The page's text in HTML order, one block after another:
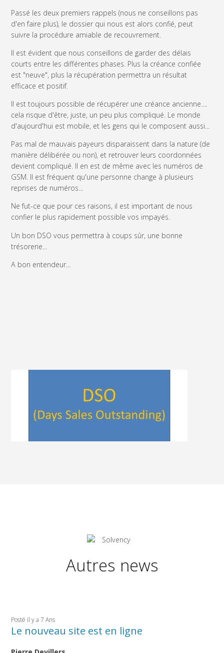
Passé les deux premiers rappels (nous ne conseillons pas
d'en faire plus), le dossier qui nous est alors confié, peut
suivre la procédure amiable de recouvrement.
Il est évident que nous conseillons de garder des délais
courts entre les différentes phases. Plus la créance confiée
est "neuve", plus la récupération permettra un résultat
efficace et positif.
Il est toujours possible de récupérer une créance ancienne....
cela risque d'être, juste, un peu plus compliqué. Le monde
d'aujourd'hui est mobile, et les gens qui le composent aussi...
Pas mal de mauvais payeurs disparaissent dans la nature (de
manière délibérée ou non), et retrouver leurs coordonnées
devient compliqué. Il en est de même avec les numéros de
GSM. Il est fréquent qu'une personne change à plusieurs
reprises de numéros...
Ne fut-ce que pour ces raisons, il est important de nous
confier le plus rapidement possible vos impayés.
Un bon DSO vous permettra à coups sûr, une bonne
trésorerie...
A bon entendeur...
Autres news
Posté il y a 7 Ans
Le nouveau site est en ligne